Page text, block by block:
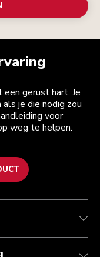
gerust hart. Je
je die nodig zou
voor
weg te helpen.